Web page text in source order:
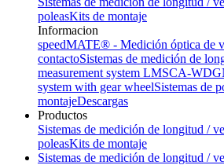
poleasKits de montaje
Informacion
speedMATE® - Medición óptica de
contactoSistemas de medición de
measurement system LMSCA-
system with gear wheelSistemas de
montajeDescargas
Productos
Sistemas de medición de longitud /
poleasKits de montaje
Sistemas de medición de longitud /